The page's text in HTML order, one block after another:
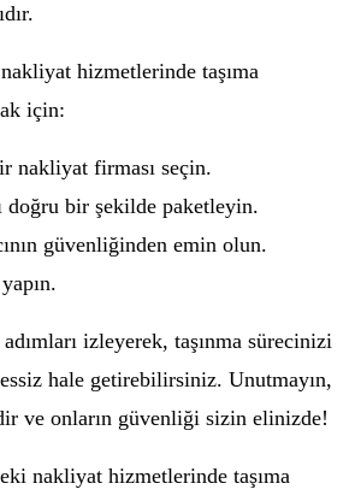
hizmetlerinde taşıma
için:
nakliyat firması seçin.
doğru bir şekilde paketleyin.
güvenliğinden emin olun.
izleyerek, taşınma sürecinizi
hale getirebilirsiniz. Unutmayın,
ve onların güvenliği sizin elinizde!
nakliyat hizmetlerinde taşıma